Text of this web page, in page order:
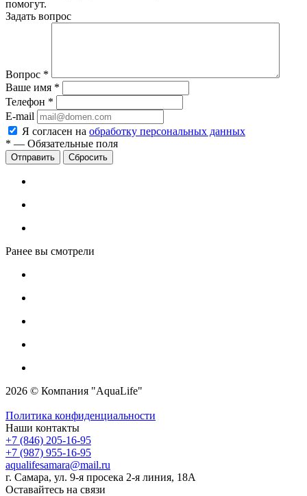
помогут.
Задать вопрос
Вопрос *
Ваше имя *
Телефон *
E-mail
Я согласен на обработку персональных данных
* — Обязательные поля
Сбросить
Ранее вы смотрели
2026 © Компания "AquaLife"
Политика конфиденциальности
Наши контакты
+7 (846) 205-16-95
+7 (987) 955-16-95
aqualifesamara@mail.ru
г. Самара, ул. 9-я просека 2-я линия, 18А
Оставайтесь на связи